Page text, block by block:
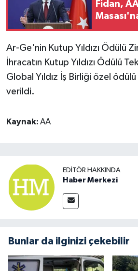
Fidan,
Ar-Ge'nin Kutup Yıldızı Ödülü
İhracatın Kutup Yıldızı Ödülü
Global Yıldız İş Birliği özel
verildi.
Kaynak: AA
EDITÖR HAKKINDA
Haber Merkezi
Bunlar da ilginizi çekebilir